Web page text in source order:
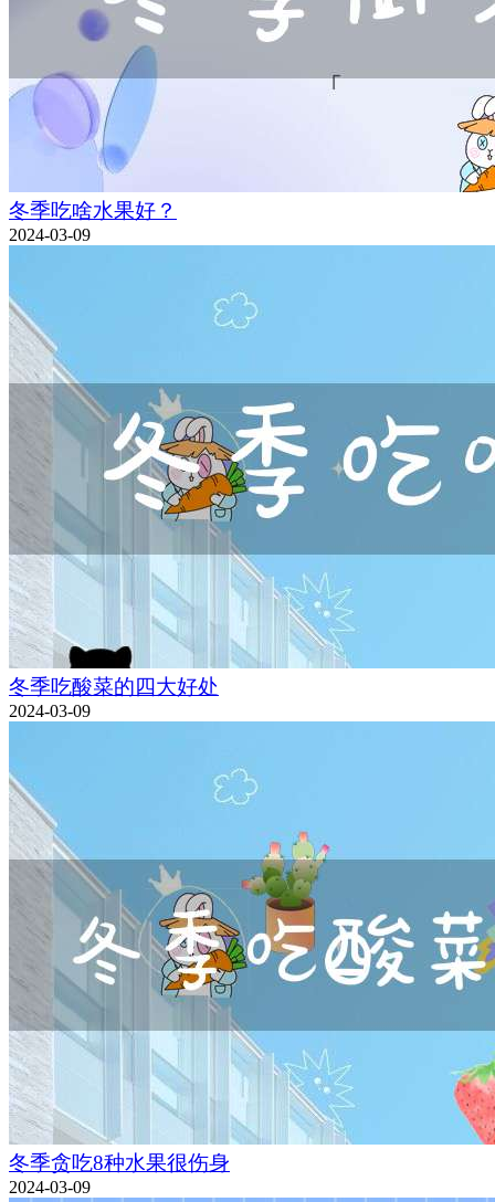
冬季吃啥水果好？
2024-03-09
冬季吃酸菜的四大好处
2024-03-09
冬季贪吃8种水果很伤身
2024-03-09